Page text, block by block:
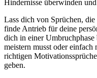
Hindernisse überwinden
Lass dich von Sprüchen,
finde Antrieb für deine
dich in einer
meistern musst oder
richtigen
geben.